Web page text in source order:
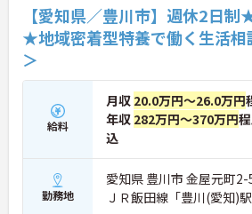
【愛知県／豊川市】週休2日
★地域密着型特養で働く生活相
＞
給料
月収 20.0万円～26.0万円
年収 282万円～370万円
込
勤務地
愛知県 豊川市 金屋元町
ＪＲ飯田線「豊川(愛知)